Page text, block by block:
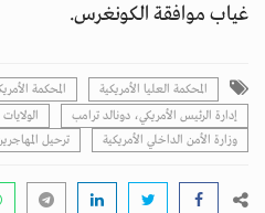
غياب موافقة الكونغرس.
المحكمة العليا الأمريكية المحكمة
إدارة الرئيس الأمريكي، دونالد ترامب
وزارة الأمن الداخلي الأمريكية
ترحيل